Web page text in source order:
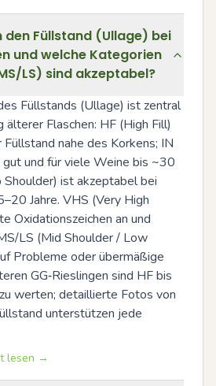
den Füllstand (Ullage) bei
und welche Kategorien
MS/LS) sind akzeptabel?
Füllstands (Ullage) ist zentral
älterer Flaschen: HF (High Fill)
nahe des Korkens; IN
und für viele Weine bis ~30
Shoulder) ist akzeptabel bei
Jahre. VHS (Very High
Oxidationszeichen an und
LS (Mid Shoulder / Low
Probleme oder übermäßige
GG‑Rieslingen sind HF bis
werten; detaillierte Fotos von
unterstützen jede
lesen →